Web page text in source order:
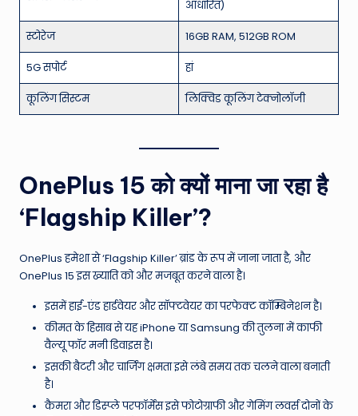
आधारित)
स्टोरेज 16GB RAM, 512GB ROM
5G सपोर्ट हां
कूलिंग सिस्टम लिक्विड कूलिंग टेक्नोलॉजी
OnePlus 15 को क्यों माना जा रहा है
‘Flagship Killer’?
OnePlus हमेशा से ‘Flagship Killer’ ब्रांड के रूप में जाना जाता है, और
OnePlus 15 इस ख्याति को और मजबूत करने वाला है।
इसमें हाई-एंड हार्डवेयर और सॉफ्टवेयर का परफेक्ट कॉम्बिनेशन है।
कीमत के हिसाब से यह iPhone या Samsung की तुलना में काफी
वैल्यू फॉर मनी डिवाइस है।
इसकी बैटरी और चार्जिंग क्षमता इसे लंबे समय तक चलने वाला बनाती
है।
कैमरा और डिस्प्ले परफॉर्मेंस इसे फोटोग्राफी और गेमिंग लवर्स दोनों के